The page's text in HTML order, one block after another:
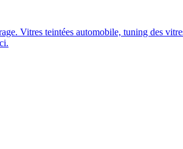
Vitres teintées automobile, tuning des